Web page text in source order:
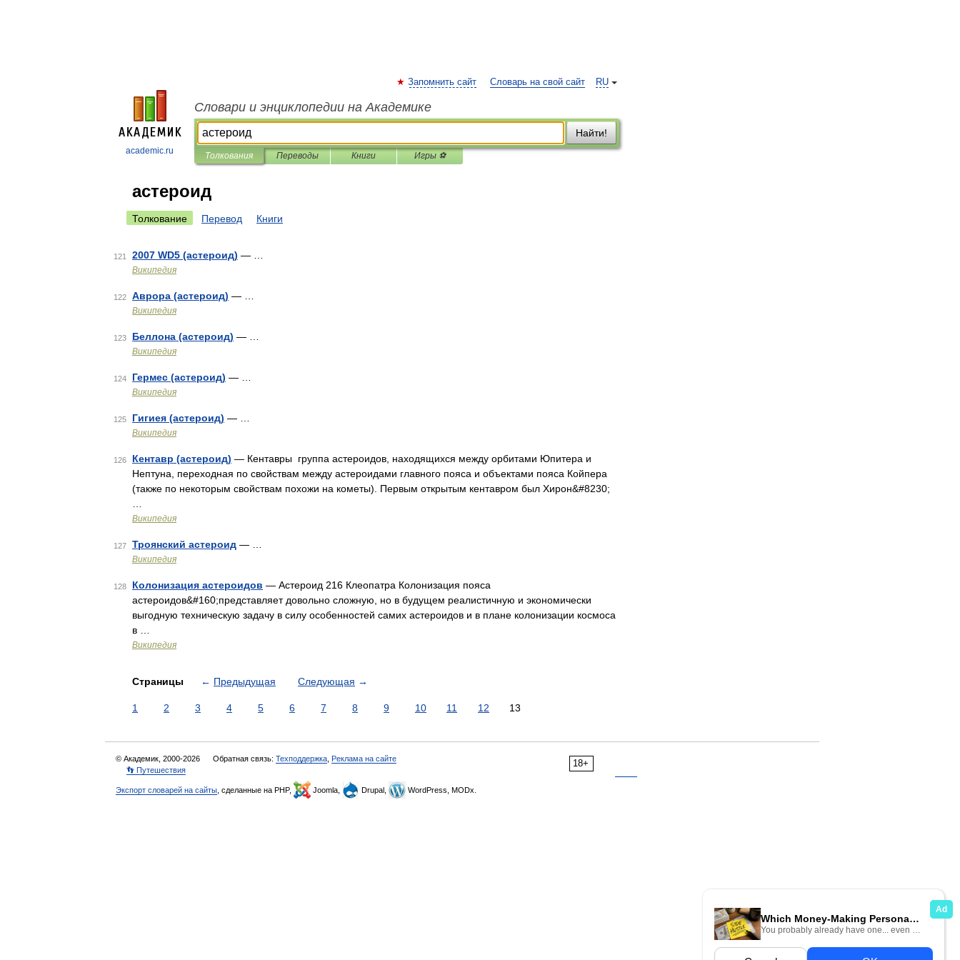
academic.ru
RU
Запомнить сайт Словарь на свой сайт
Словари и энциклопедии на Академике
Найти!
Толкования Переводы Книги Игры ⚽
астероид
Толкование Перевод Книги
121 2007 WD5 (астероид) — …
Википедия
122 Аврора (астероид) — …
Википедия
123 Беллона (астероид) — …
Википедия
124 Гермес (астероид) — …
Википедия
125 Гигиея (астероид) — …
Википедия
126 Кентавр (астероид) — Кентавры группа астероидов, находящихся между орбитами Юпитера и
Нептуна, переходная по свойствам между астероидами главного пояса и объектами пояса Койпера
(также по некоторым свойствам похожи на кометы). Первым открытым кентавром был Хирон&#8230;
Википедия
127 Троянский астероид — …
Википедия
128 Колонизация астероидов — Астероид 216 Клеопатра Колонизация пояса
астероидов&#160;представляет довольно сложную, но в будущем реалистичную и экономически
выгодную техническую задачу в силу особенностей самих астероидов и в плане колонизации космоса
в …
Википедия
Страницы ← Предыдущая Следующая →
1 2 3 4 5 6 7 8 9 10 11 12 13
18+
© Академик, 2000-2026 Обратная связь: Техподдержка Реклама на сайте
👣 Путешествия
Экспорт словарей на сайты , сделанные на PHP, Joomla, Drupal, WordPress, MODx.